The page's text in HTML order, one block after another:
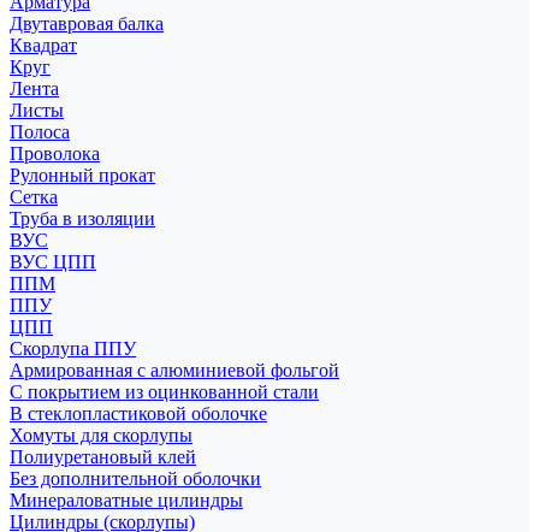
Двутавровая балка
Квадрат
Круг
Лента
Листы
Полоса
Проволока
Рулонный прокат
Сетка
Труба в изоляции
ВУС
ВУС ЦПП
ППМ
ППУ
ЦПП
Скорлупа ППУ
Армированная с алюминиевой фольгой
С покрытием из оцинкованной стали
В стеклопластиковой оболочке
Хомуты для скорлупы
Полиуретановый клей
Без дополнительной оболочки
Минераловатные цилиндры
Цилиндры (скорлупы)